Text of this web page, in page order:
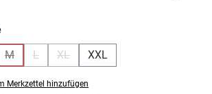
auswählen
Option ist zurzeit nicht verfügbar.)
M
(Diese Option ist zurzeit nicht verfügbar.)
L XL XXL
Merkzettel hinzufügen